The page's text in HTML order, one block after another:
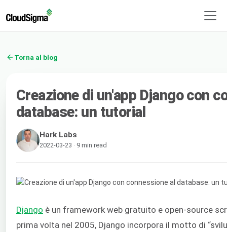
Torna al blog
Creazione di un'app Django con
database: un tutorial
Hark Labs
2022-03-23 · 9 min read
Django è un framework web gratuito e open-source
prima volta nel 2005, Django incorpora il motto di